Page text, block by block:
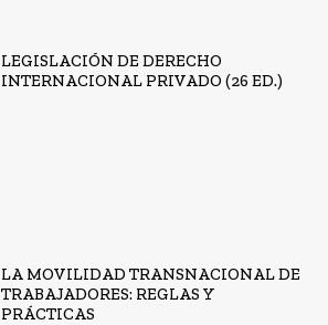
LEGISLACIÓN DE DERECHO
INTERNACIONAL PRIVADO (26 ED.)
LA MOVILIDAD TRANSNACIONAL DE
TRABAJADORES: REGLAS Y
PRÁCTICAS